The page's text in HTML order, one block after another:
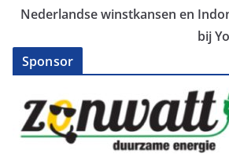
Nederlandse winstkansen en
bij
Sponsor